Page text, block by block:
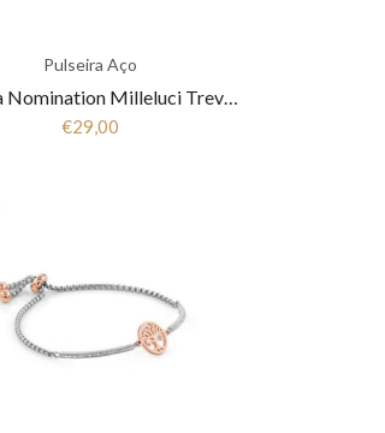
Pulseira Aço
Pulseira Nomination Milleluci Trevo Duplo 028004 052
€29,00